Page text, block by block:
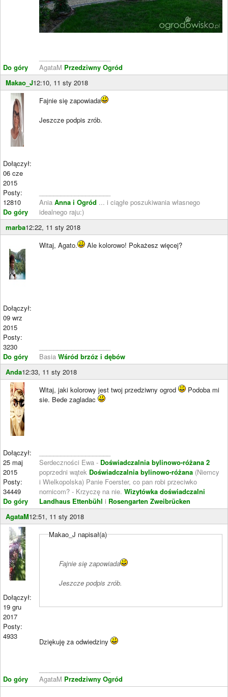
Do góry
AgataM Przedziwny Ogród
Makao_J12:10, 11 sty 2018
Dołączył:
06 cze
2015
Posty:
12810
Do góry
Fajnie się zapowiada
Jeszcze podpis zrób.
Ania Anna i Ogród ... i ciągłe poszukiwania własnego
idealnego raju:)
marba12:22, 11 sty 2018
Dołączył:
09 wrz
2015
Posty:
3230
Do góry
Witaj, Agato. Ale kolorowo! Pokażesz więcej?
Basia Wśród brzóz i dębów
Anda12:33, 11 sty 2018
Dołączył:
25 maj
2015
Posty:
34449
Do góry
Witaj, jaki kolorowy jest twoj przedziwny ogrod
Podoba mi
sie. Bede zagladac
Serdeczności Ewa - Doświadczalnia bylinowo-różana 2
poprzedni wątek Doświadczalnia bylinowo-różana (Niemcy
i Wielkopolska) Panie Foerster, co pan robi przeciwko
nornicom? - Krzyczę na nie. Wizytówka doświadczalni
Landhaus Ettenbühl i Rosengarten Zweibrücken
AgataM12:51, 11 sty 2018
Dołączył:
19 gru
2017
Posty:
4933
Do góry
Makao_J napisał(a)
Fajnie się zapowiada
Jeszcze podpis zrób.
Dziękuję za odwiedziny
AgataM Przedziwny Ogród